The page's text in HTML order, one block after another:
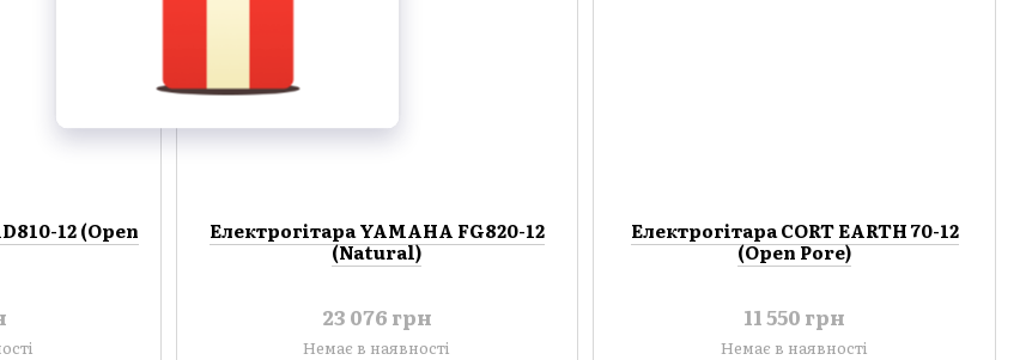
12 (Open
Електрогітара YAMAHA FG820-12
(Natural)
23 076 грн
Немає в наявності
Електрогітара CORT EARTH 70-12
(Open Pore)
11 550 грн
Немає в наявності